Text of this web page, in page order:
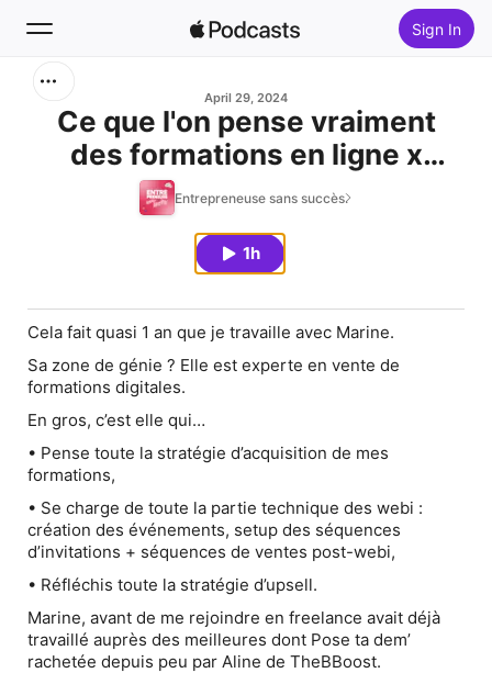
Sign In
Home
April 29, 2024
Ce que l'on pense vraiment
des formations en ligne x
Marine
Entrepreneuse sans succès.
1h
Cela fait quasi 1 an que je travaille avec Marine.
Sa zone de génie ? Elle est experte en vente de
formations digitales.
En gros, c’est elle qui…
• Pense toute la stratégie d’acquisition de mes
formations,
• Se charge de toute la partie technique des webi :
création des événements, setup des séquences
d’invitations + séquences de ventes post-webi,
• Réfléchis toute la stratégie d’upsell.
Marine, avant de me rejoindre en freelance avait déjà
travaillé auprès des meilleures dont Pose ta dem’
rachetée depuis peu par Aline de TheBBoost.